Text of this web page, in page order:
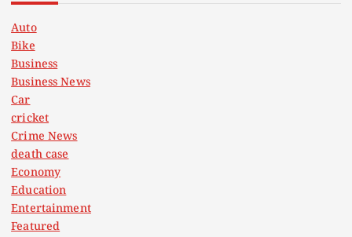
Auto
Bike
Business
Business News
Car
cricket
Crime News
death case
Economy
Education
Entertainment
Featured